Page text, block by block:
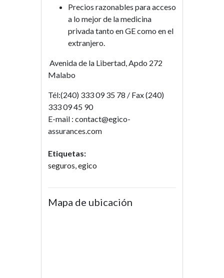
Precios razonables para acceso
a lo mejor de la medicina
privada tanto en GE como en el
extranjero.
Avenida de la Libertad, Apdo 272
Malabo
Tél:(240) 333 09 35 78 / Fax (240)
333 09 45 90
E-mail : contact@egico-
assurances.com
Etiquetas:
seguros,egico
Mapa de ubicación